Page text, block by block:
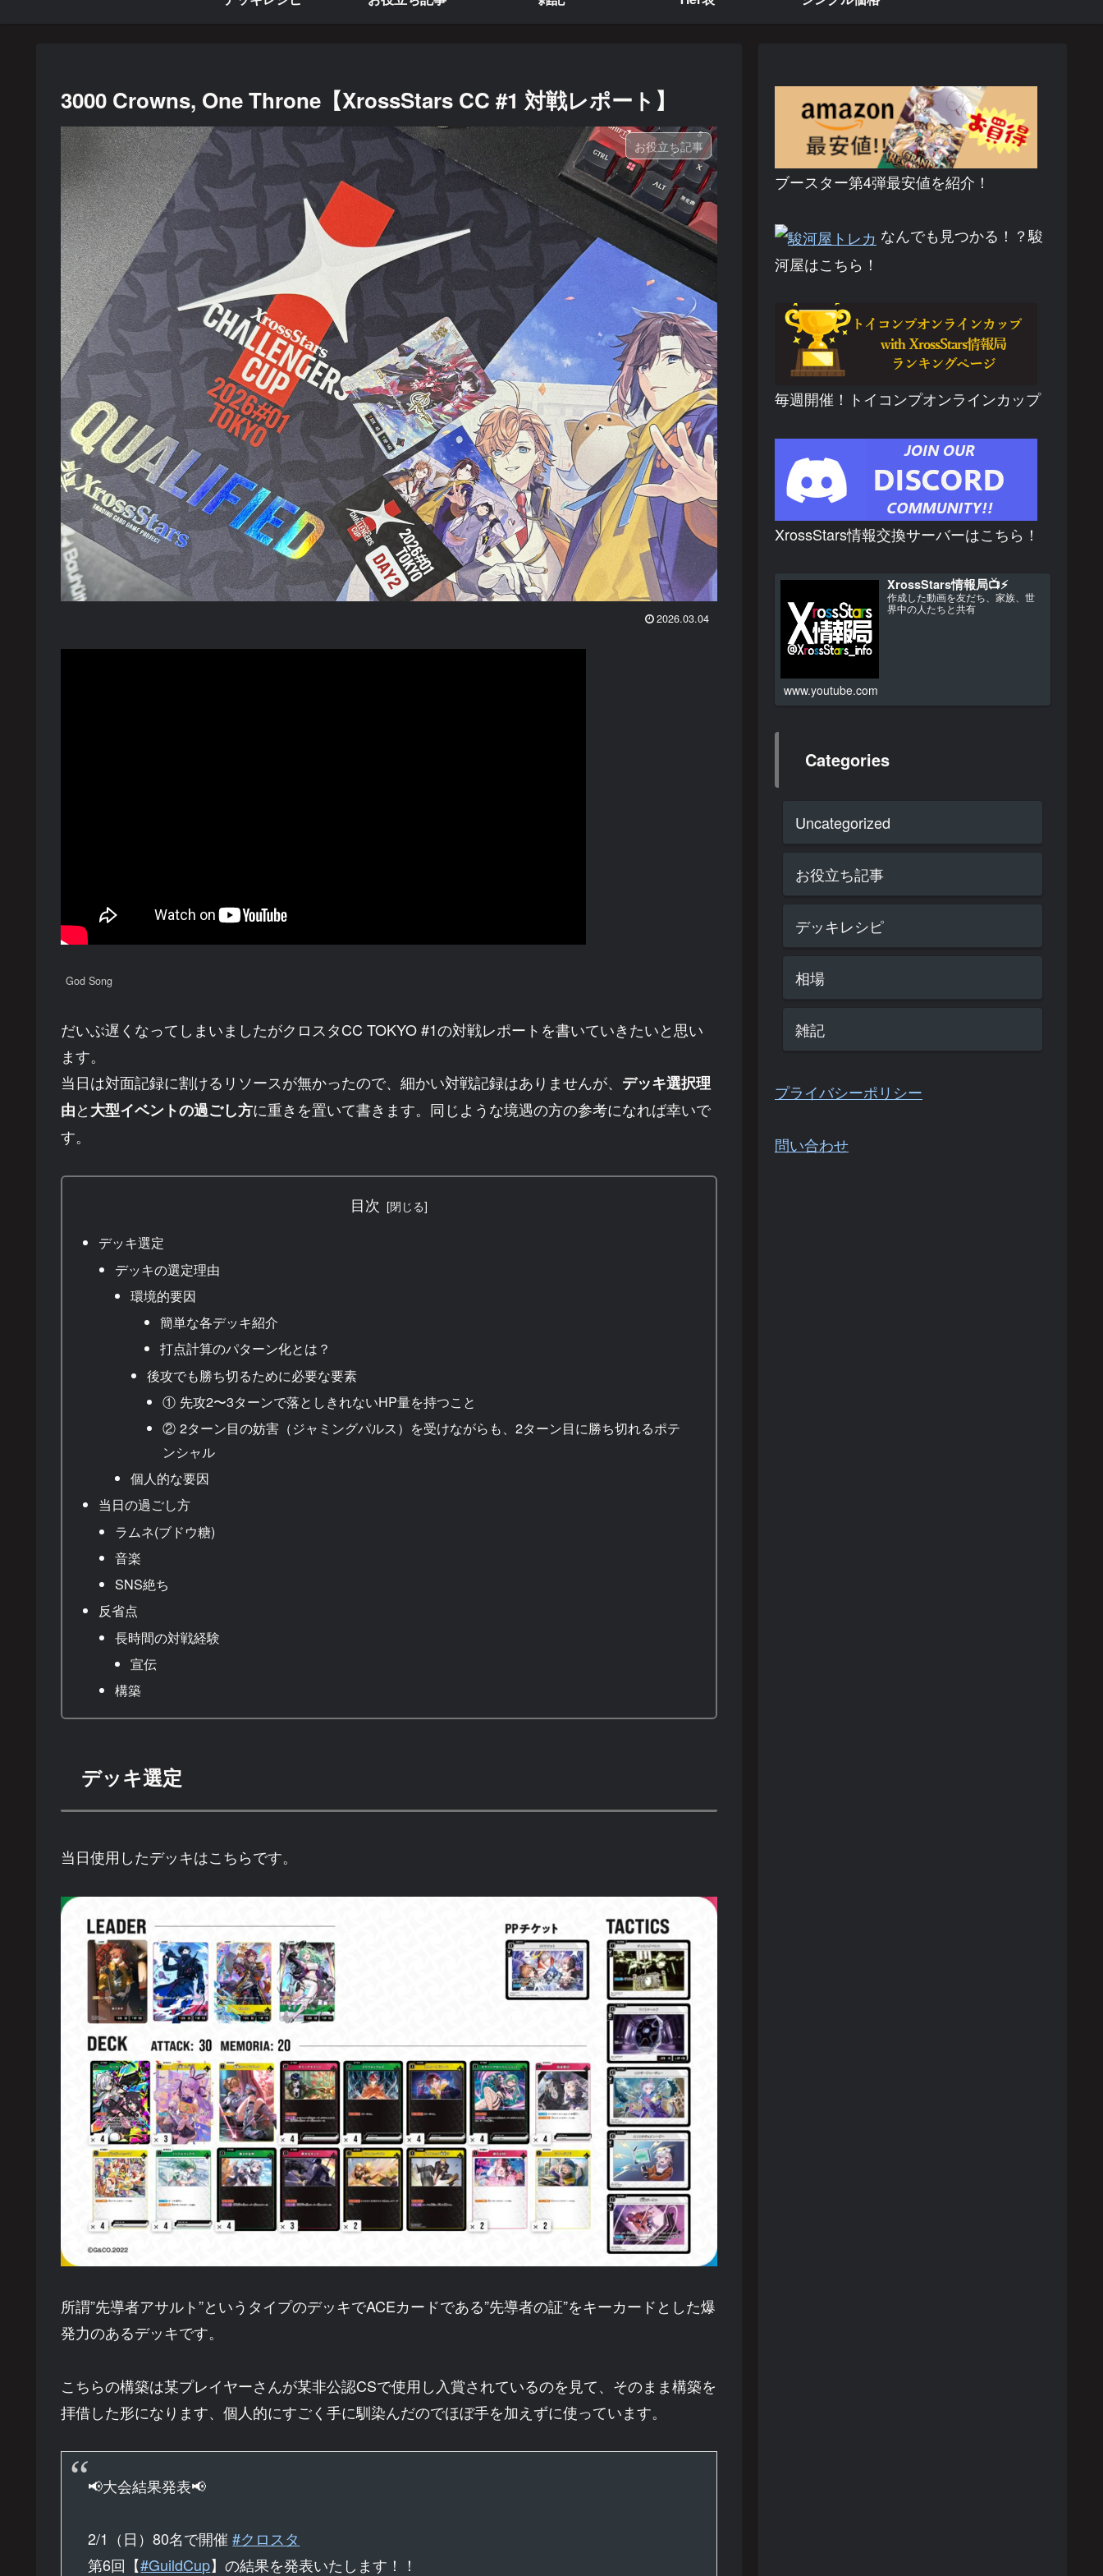
3000 Crowns, One Throne【XrossStars CC #1 対戦レポート】
お役立ち記事
2026.03.04
God Song
だいぶ遅くなってしまいましたがクロスタCC TOKYO #1の対戦レポートを書いていきたいと思い
ます。
当日は対面記録に割けるリソースが無かったので、細かい対戦記録はありませんが、 デッキ選択理
由と大型イベントの過ごし方に重きを置いて書きます。同じような境遇の方の参考になれば幸いで
す。
目次
デッキ選定
デッキの選定理由
環境的要因
簡単な各デッキ紹介
打点計算のパターン化とは？
後攻でも勝ち切るために必要な要素
① 先攻2〜3ターンで落としきれないHP量を持つこと
② 2ターン目の妨害（ジャミングパルス）を受けながらも、2ターン目に勝ち切れるポテ
ンシャル
個人的な要因
当日の過ごし方
ラムネ(ブドウ糖)
音楽
SNS絶ち
反省点
長時間の対戦経験
宣伝
構築
デッキ選定
当日使用したデッキはこちらです。
所謂”先導者アサルト”というタイプのデッキでACEカードである”先導者の証”をキーカードとした爆
発力のあるデッキです。
こちらの構築は某プレイヤーさんが某非公認CSで使用し入賞されているのを見て、そのまま構築を
拝借した形になります、個人的にすごく手に馴染んだのでほぼ手を加えずに使っています。
📢大会結果発表📢
2/1（日）80名で開催#クロスタ
第6回【#GuildCup】の結果を発表いたします！！
ブースター第4弾最安値を紹介！
なんでも見つかる！？駿
河屋はこちら！
毎週開催！トイコンプオンラインカップ
XrossStars情報交換サーバーはこちら！
XrossStars情報局📺⚡
作成した動画を友だち、家族、世
界中の人たちと共有
www.youtube.com
Categories
Uncategorized
お役立ち記事
デッキレシピ
相場
雑記
プライバシーポリシー
問い合わせ